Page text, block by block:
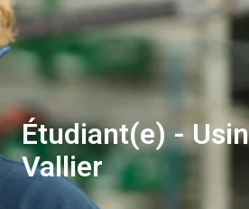
Étudiant(e) -
Vallier